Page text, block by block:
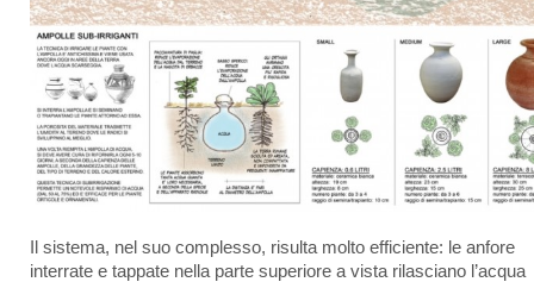
Il sistema, nel suo complesso, risulta molto efficiente: le anfore
interrate e tappate nella parte superiore a vista rilasciano l’acqua